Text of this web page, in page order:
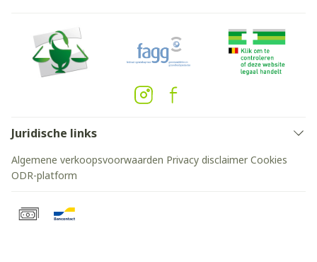
Juridische links
Algemene verkoopsvoorwaarden Privacy disclaimer Cookies
ODR-platform